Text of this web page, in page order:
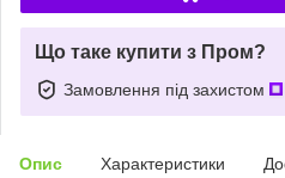
Що таке купити з Пром?
Замовлення під захистом
Опис Характеристики